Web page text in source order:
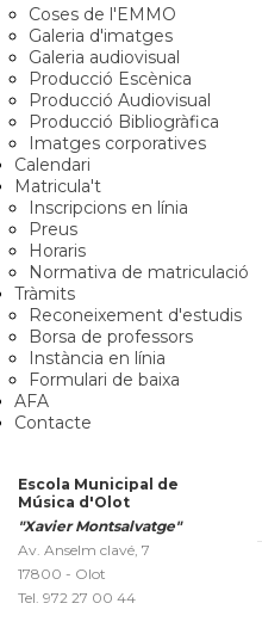
Coses de l'EMMO
Galeria d'imatges
Galeria audiovisual
Producció Escènica
Producció Audiovisual
Producció Bibliogràfica
Imatges corporatives
Calendari
Matricula't
Inscripcions en línia
Preus
Horaris
Normativa de matriculació
Tràmits
Reconeixement d'estudis
Borsa de professors
Instància en línia
Formulari de baixa
AFA
Contacte
Escola Municipal de
Música d'Olot
"Xavier Montsalvatge"
Av. Anselm clavé, 7
17800 - Olot
Tel. 972 27 00 44